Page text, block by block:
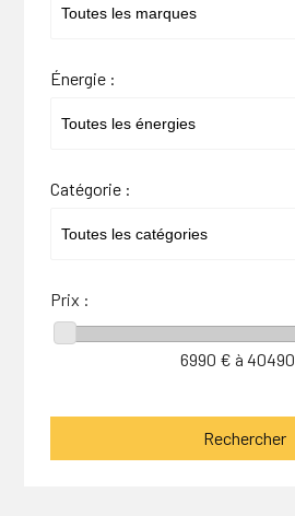
Énergie :
Catégorie :
Prix :
6990 € à 40490